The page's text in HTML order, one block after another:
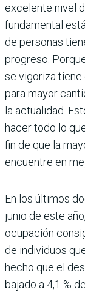
excelente nivel
fun­damental
de personas
progreso.
se vigo­riza
para mayor
la actualidad.
hacer todo lo
fin de que la
encuentre en
En los últimos
junio de este
ocupación
de individuos
hecho que el
bajado a 4,1 %